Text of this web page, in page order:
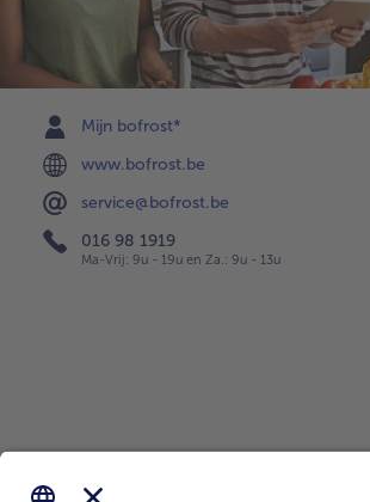
Mijn bofrost*
www.bofrost.be
service@bofrost.be
016 98 1919
Ma-Vrij: 9u - 19u en Za.: 9u - 13u